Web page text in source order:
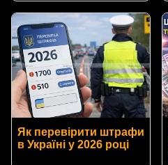
Як перевірити штрафи
в Україні у 2026 році